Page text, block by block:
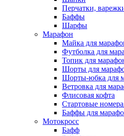
Перчатки,
Баффы
Шарфы
Марафон
Майка для
Футболка для
Топик для
Шорты для
Шорты-юбка для
Ветровка для
Флисовая кофта
Стартовые
Баффы для
Мотокросс
Бафф